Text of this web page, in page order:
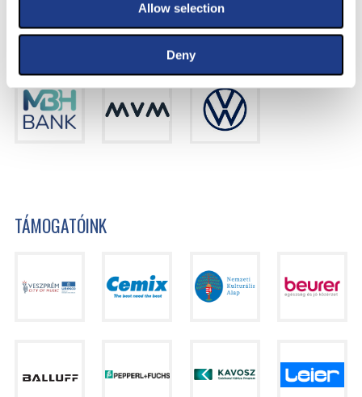
Allow selection
Deny
TÁMOGATÓINK